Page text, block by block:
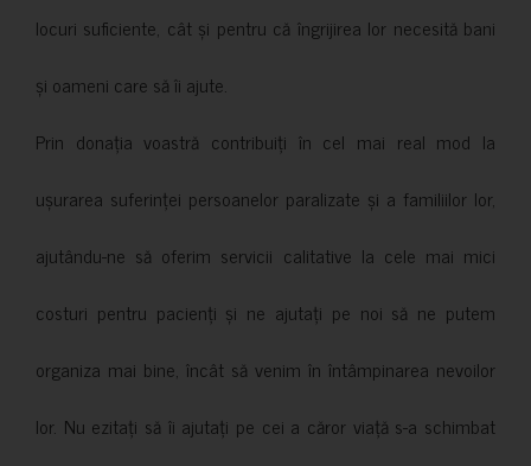
locuri suficiente, cât și pentru că îngrijirea lor necesită bani
și oameni care să îi ajute.
Prin donația voastră contribuiți în cel mai real mod la
ușurarea suferinței persoanelor paralizate și a familiilor lor,
ajutându-ne să oferim servicii calitative la cele mai mici
costuri pentru pacienți și ne ajutați pe noi să ne putem
organiza mai bine, încât să venim în întâmpinarea nevoilor
lor. Nu ezitați să îi ajutați pe cei a căror viață s-a schimbat